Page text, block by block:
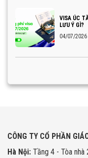
VISA ÚC
LƯU Ý GÌ?
04/07/2026
CÔNG TY CỔ PHẦN
Hà Nội: Tầng 4 - Tòa nhà